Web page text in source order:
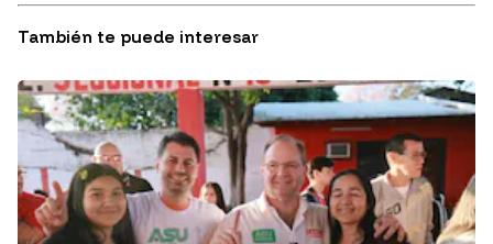
También te puede interesar